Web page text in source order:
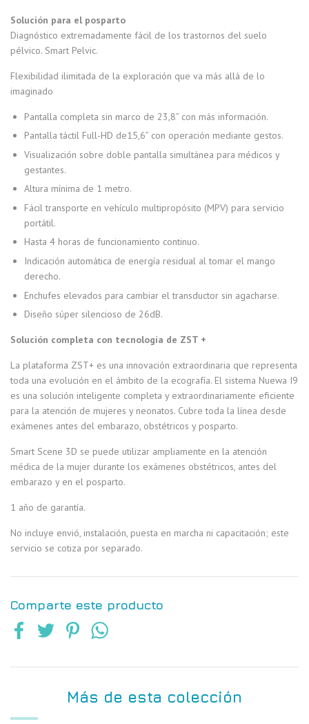
Solución para el posparto
Diagnóstico extremadamente fácil de los trastornos del suelo
pélvico. Smart Pelvic.
Flexibilidad ilimitada de la exploración que va más allá de lo
imaginado
Pantalla completa sin marco de 23,8” con más información.
Pantalla táctil Full-HD de15,6” con operación mediante gestos.
Visualización sobre doble pantalla simultánea para médicos y
gestantes.
Altura mínima de 1 metro.
Fácil transporte en vehículo multipropósito (MPV) para servicio
portátil.
Hasta 4 horas de funcionamiento continuo.
Indicación automática de energía residual al tomar el mango
derecho.
Enchufes elevados para cambiar el transductor sin agacharse.
Diseño súper silencioso de 26dB.
Solución completa con tecnología de ZST +
La plataforma ZST+ es una innovación extraordinaria que representa
toda una evolución en el ámbito de la ecografía. El sistema Nuewa I9
es una solución inteligente completa y extraordinariamente eficiente
para la atención de mujeres y neonatos. Cubre toda la línea desde
exámenes antes del embarazo, obstétricos y posparto.
Smart Scene 3D se puede utilizar ampliamente en la atención
médica de la mujer durante los exámenes obstétricos, antes del
embarazo y en el posparto.
1 año de garantía.
No incluye envió, instalación, puesta en marcha ni capacitación; este
servicio se cotiza por separado.
Comparte este producto
Más de esta colección